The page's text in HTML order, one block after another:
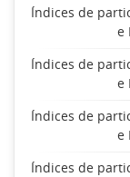
Índices de
e
Índices de
e
Índices de
e
Índices de